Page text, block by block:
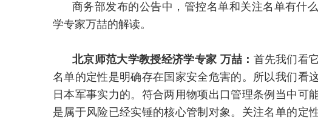
商务部发布的公告中，管控名单和关注名单有什
学专家万喆的解读。
北京师范大学教授经济学专家 万喆： 首先我们看
名单的定性是明确存在国家安全危害的。所以我们看
日本军事实力的。符合两用物项出口管理条例当中可
是属于风险已经实锤的核心管制对象。关注名单的定